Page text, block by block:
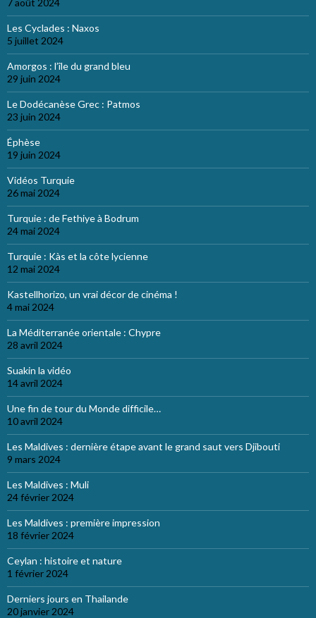
7 août 2024
Les Cyclades : Naxos
5 juillet 2024
Amorgos : l’île du grand bleu
29 juin 2024
Le Dodécanèse Grec : Patmos
23 juin 2024
Éphèse
19 juin 2024
Vidéos Turquie
26 mai 2024
Turquie : de Fethiye à Bodrum
24 mai 2024
Turquie : Kàs et la côte lycienne
12 mai 2024
Kastellhorizo, un vrai décor de cinéma !
4 mai 2024
La Méditerranée orientale : Chypre
28 avril 2024
Suakin la vidéo
14 avril 2024
Une fin de tour du Monde difficile…
10 avril 2024
Les Maldives : dernière étape avant le grand saut vers Djibouti
9 mars 2024
Les Maldives : Muli
24 février 2024
Les Maldives : première impression
18 février 2024
Ceylan : histoire et nature
1 février 2024
Derniers jours en Thailande
20 janvier 2024